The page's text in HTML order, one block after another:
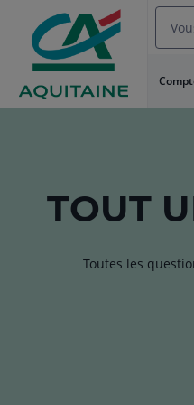
Aller
au
Menu
Aller au
Contenu
Aller
TOUT
Toutes les